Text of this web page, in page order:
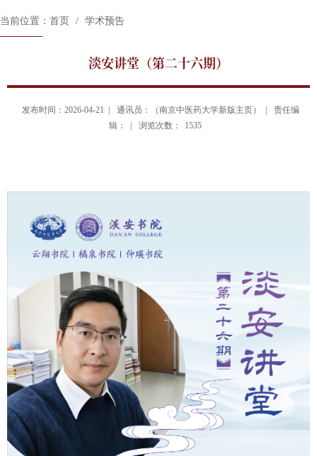
当前位置： 首页 学术预告
淡安讲堂（第二十六期）
发布时间：2026-04-21 | 通讯员：（南京中医药大学新版主页） |
责任编
辑： |
浏览次数： 1535